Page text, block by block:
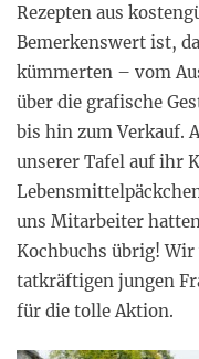
Rezepten aus
Bemerkenswert ist,
kümmerten – vom
über die grafische
bis hin zum Verkauf.
unserer Tafel auf ihr
uns Mitarbeiter
Kochbuchs übrig!
tatkräftigen jungen
für die tolle Aktion.